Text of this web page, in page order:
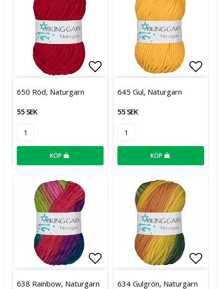
Lägg till i favoritlistan
650 Röd, Naturgarn
55 SEK
KÖP
645 Gul, Naturgarn
55 SEK
KÖP
Lägg till i favoritlistan
638 Rainbow, Naturgarn
634 Gulgrön, Naturgarn